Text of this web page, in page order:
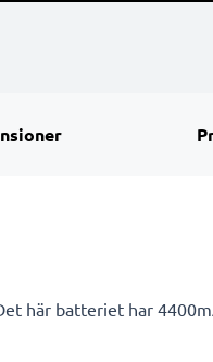
här batteriet har